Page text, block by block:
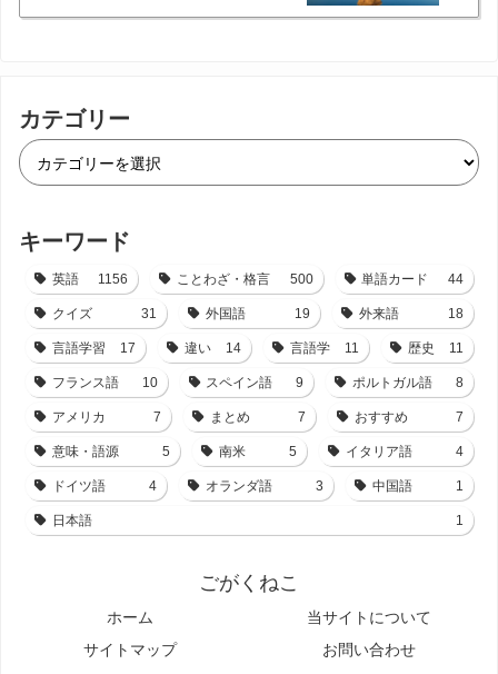
カテゴリー
キーワード
英語 1156 ことわざ・格言 500 単語カード 44
クイズ 31 外国語 19 外来語 18
言語学習 17 違い 14 言語学 11 歴史 11
フランス語 10 スペイン語 9 ポルトガル語 8
アメリカ 7 まとめ 7 おすすめ 7
意味・語源 5 南米 5 イタリア語 4
ドイツ語 4 オランダ語 3 中国語 1
日本語 1
ごがくねこ
ホーム
当サイトについて
サイトマップ
お問い合わせ